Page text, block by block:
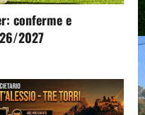
conferme e
2027